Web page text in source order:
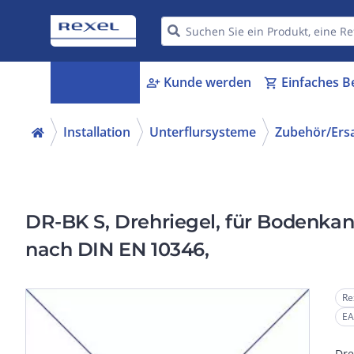
person_add Kunde werden shopping_cart Einfaches
Installation Unterflursysteme Zubehör/
DR-BK S, Drehriegel, für
nach DIN EN 10346,